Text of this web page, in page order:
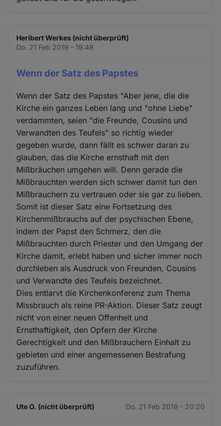
Heribert Werkes (nicht überprüft)
Do. 21 Feb 2019 - 19:48
Wenn der Satz des Papstes
Wenn der Satz des Papstes "Aber jene, die die
Kirche ein ganzes Leben lang und "ohne Liebe"
verdammten, seien "die Freunde, Cousins und
Verwandten des Teufels" so richtig wieder
gegeben wurde, dann fällt es schwer daran zu
glauben, das die Kirche ernsthaft mit den
Mißbräuchen umgehen will. Denn gerade die
Mißbrauchten werden sich schwer damit tun den
Mißbrauchern zu vertrauen oder sie gar zu lieben.
Somit ist dieser Satz eine Fortsetzung des
Kirchenmißbrauchs auf der psychischen Ebene,
indem der Papst den Schmerz, den die
Mißbrauchten durch Priester und den Umgang der
Kirche damit, erlebt haben und sicher immer noch
durchleben als Ausdruck von Freunden, Cousins
und Verwandte des Teufels bezeichnet.
Dies entlarvt die Kirchenkonferenz zum Thema
Missbrauch als reine PR-Aktion. Dieser Satz zeugt
nicht von einer neuen Offenheit und
Ernsthaftigkeit, den Opfern der Kirche
Gerechtigkeit und den Mißbrauchern Einhalt zu
gebieten und einer angemessenen Bestrafung
zuzuführen.
Ute O. (nicht überprüft) Do. 21 Feb 2019 - 20:20